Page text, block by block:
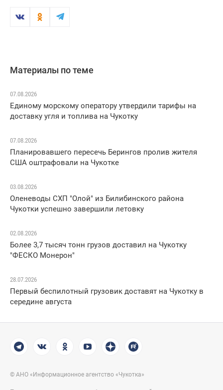
Материалы по теме
07.08.2026
Единому морскому оператору утвердили тарифы на
доставку угля и топлива на Чукотку
07.08.2026
Планировавшего пересечь Берингов пролив жителя
США оштрафовали на Чукотке
03.08.2026
Оленеводы СХП "Олой" из Билибинского района
Чукотки успешно завершили летовку
02.08.2026
Более 3,7 тысяч тонн грузов доставил на Чукотку
"ФЕСКО Монерон"
28.07.2026
Первый беспилотный грузовик доставят на Чукотку в
середине августа
© АНО «Информационное агентство «Чукотка»